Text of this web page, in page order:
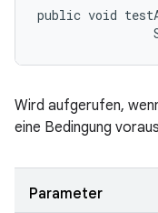
public void
Wird aufgerufen,
eine Bedingung
Parameter